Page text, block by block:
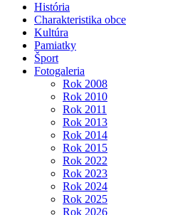
História
Charakteristika obce
Kultúra
Pamiatky
Šport
Fotogaleria
Rok 2008
Rok 2010
Rok 2011
Rok 2013
Rok 2014
Rok 2015
Rok 2022
Rok 2023
Rok 2024
Rok 2025
Rok 2026